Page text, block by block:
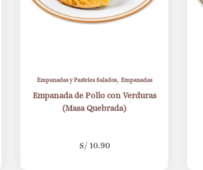
Empanadas y Pasteles Salados, Empanadas
Empanada de Pollo con Verduras
(Masa Quebrada)
S/ 10.90